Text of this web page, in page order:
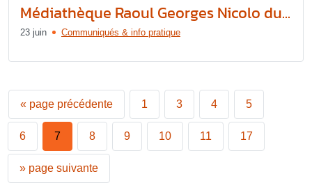
Médiathèque Raoul Georges Nicolo du...
23 juin Communiqués & info pratique
« page précédente 1 3 4 5
6 7 8 9 10 11 17
» page suivante